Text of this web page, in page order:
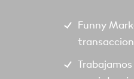
Funny